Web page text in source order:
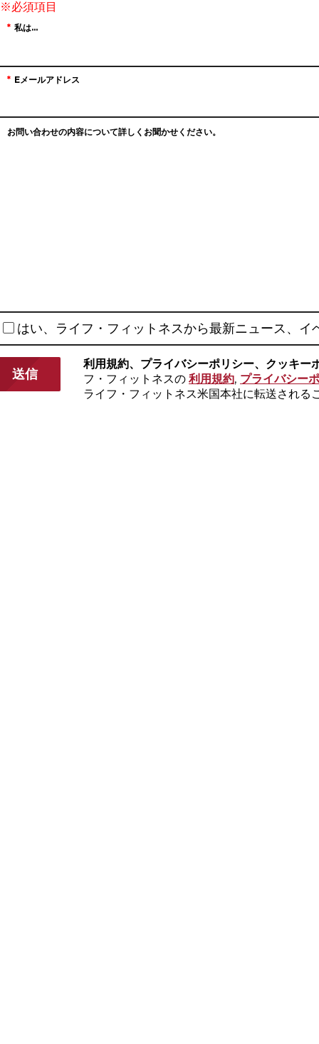
私は...
Eメールアドレス
お問い合わせの内容について詳しくお聞かせください。
はい、ライフ・フィットネスから最新ニュース、
利用規約、プライバシーポリシー、クッキー
フ・フィットネスの 利用規約, プライバシー
ライフ・フィットネス米国本社に転送される